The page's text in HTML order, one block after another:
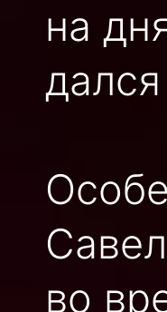
на
во